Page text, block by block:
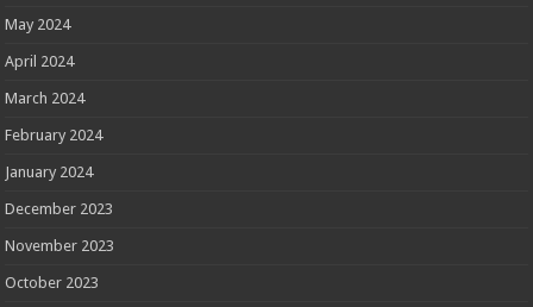
May 2024
April 2024
March 2024
February 2024
January 2024
December 2023
November 2023
October 2023